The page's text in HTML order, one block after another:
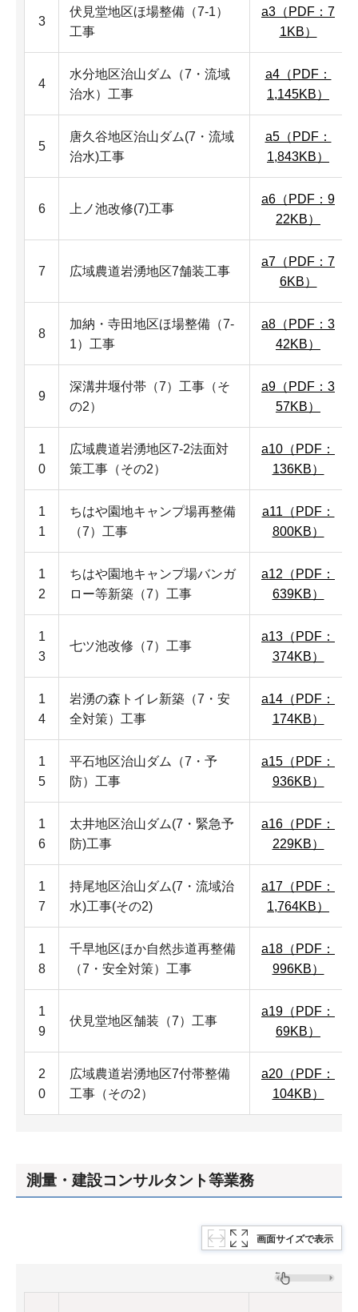
3
伏見堂地区ほ場整備（7-1）
工事
a3（PDF：7
1KB）
4
水分地区治山ダム（7・流域
治水）工事
a4（PDF：
1,145KB）
5
唐久谷地区治山ダム(7・流域
治水)工事
a5（PDF：
1,843KB）
6 上ノ池改修(7)工事
a6（PDF：9
22KB）
7 広域農道岩湧地区7舗装工事
a7（PDF：7
6KB）
8
加納・寺田地区ほ場整備（7-
1）工事
a8（PDF：3
42KB）
9
深溝井堰付帯（7）工事（そ
の2）
a9（PDF：3
57KB）
1
0
広域農道岩湧地区7-2法面対
策工事（その2）
a10（PDF：
136KB）
1
1
ちはや園地キャンプ場再整備
（7）工事
a11（PDF：
800KB）
1
2
ちはや園地キャンプ場バンガ
ロー等新築（7）工事
a12（PDF：
639KB）
1
3
七ツ池改修（7）工事
a13（PDF：
374KB）
1
4
岩湧の森トイレ新築（7・安
全対策）工事
a14（PDF：
174KB）
1
5
平石地区治山ダム（7・予
防）工事
a15（PDF：
936KB）
1
6
太井地区治山ダム(7・緊急予
防)工事
a16（PDF：
229KB）
1
7
持尾地区治山ダム(7・流域治
水)工事(その2)
a17（PDF：
1,764KB）
1
8
千早地区ほか自然歩道再整備
（7・安全対策）工事
a18（PDF：
996KB）
1
9
伏見堂地区舗装（7）工事
a19（PDF：
69KB）
2
0
広域農道岩湧地区7付帯整備
工事（その2）
a20（PDF：
104KB）
測量・建設コンサルタント等業務
画面サイズで表示